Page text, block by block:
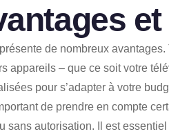
et
présente de nombreux
appareils – que ce soit votre
pour s’adapter à votre
de prendre en compte
sans autorisation. Il est